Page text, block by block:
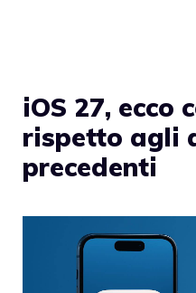
iOS 27, ecco
rispetto agli
precedenti